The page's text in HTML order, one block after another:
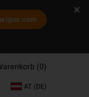
(0)
AT (DE)